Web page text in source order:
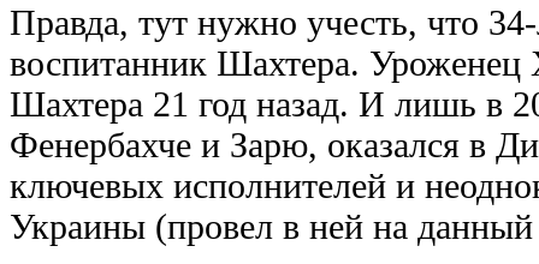
Правда, тут нужно учесть, что
воспитанник Шахтера. Уроженец
Шахтера 21 год назад. И лишь в
Фенербахче и Зарю, оказался в
ключевых исполнителей и
Украины (провел в ней на